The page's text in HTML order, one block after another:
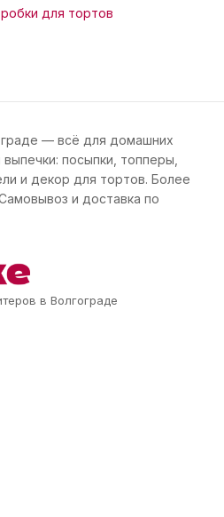
для тортов
— всё для домашних
посыпки, топперы,
и декор для тортов. Более
и доставка по
в Волгограде